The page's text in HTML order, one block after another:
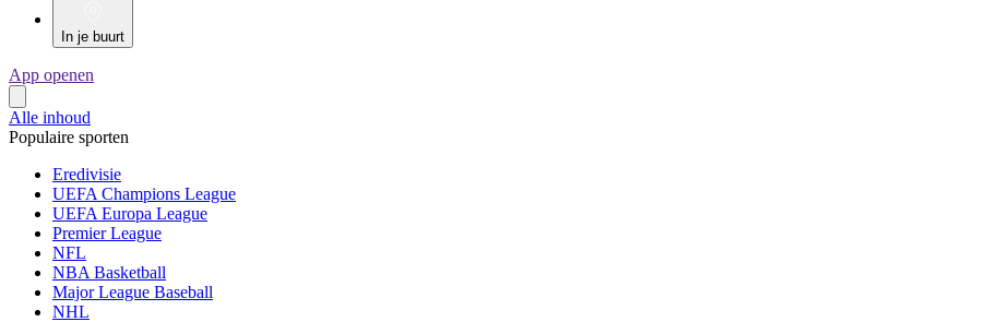
In je buurt
App openen
Alle inhoud
Populaire sporten
Eredivisie
UEFA Champions League
UEFA Europa League
Premier League
NFL
NBA Basketball
Major League Baseball
NHL